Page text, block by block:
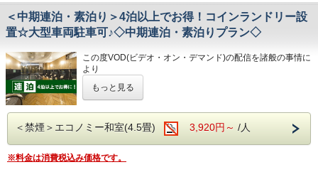
・全館無料Wi-Fi対応
・コインランドリー、乾燥機設置
・VOD(ビデオオンデマンド)設置(500円/泊)
・レンタルサイクル
・24時間フロント対応
◇アクセス◇
・JR高知駅…徒歩5分
・高知IC…車で約10分
・高知龍馬空港…車で約25分
◇周辺観光◇
・高知城、高知城歴史博物館、ひろめ市場、日曜市…徒歩約
・男性用サウナ/15:00～24:00
◇駐車場◇
・大型トラックやバスも駐車可能な専用平置き駐車場37台
完備。
(700円/泊 ※車輌の大きさによって料金が異なります)
※大型車をご利用の場合は必ずご連絡ください
※駐車場は先着順になります
◇その他サービス◇
・全館無料Wi-Fi対応
・コインランドリー、乾燥機設置
★☆ひと目で分かる！ホテル港屋の５つの特徴☆★
①心のこもったアットホームなお客さま対応
②JR高知駅から徒歩5分の好立地!
③良質の睡眠をご提供!シモンズ社製ベッドを全洋室に採用
浴可能
男湯にはサウナも!
⑤ホテルに隣接した平置き駐車場!大型車やバスも駐車可能
朝食時間 6:30～10:00(9:30オーダーストップ)
チェックインの際にメニューをご確認いただき
和食・洋食お好きな方をお選びください♪
＜中期連泊・素泊り＞4泊以上でお得！コインランドリー設
置☆大型車両駐車可♪◇中期連泊・素泊りプラン◇
この度VOD(ビデオ・オン・デマンド)の配信を諸般の事情に
より
りました。
今までご愛顧いただき、誠にありがとうございました。
何卒ご理解を賜りますようお願い申し上げます。
4泊以上でお得な連泊プランです♪
☆こちらは食事なしの素泊りプランとなります☆
☆港屋自慢のサービス・ベッド・大浴場でおくつろぎくださ
もっと見る
＜禁煙＞エコノミー和室(4.5畳) 3,920円～ /人
※料金は消費税込み価格です。